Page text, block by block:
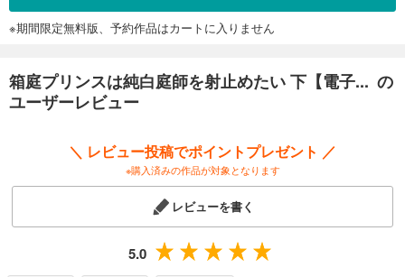
※期間限定無料版、予約作品はカートに入りません
箱庭プリンスは純白庭師を射止めたい 下【電子... の
ユーザーレビュー
＼ レビュー投稿でポイントプレゼント ／
※購入済みの作品が対象となります
レビューを書く
5.0